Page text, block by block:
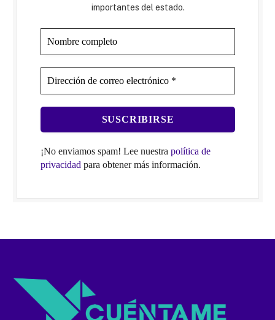
importantes del estado.
¡No enviamos spam! Lee nuestra política de
privacidad para obtener más información.